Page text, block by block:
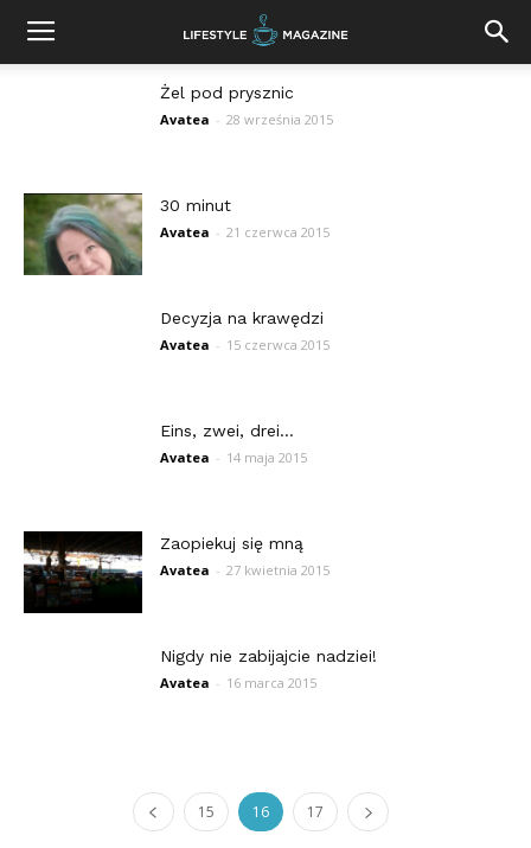
Żel pod prysznic
Avatea - 28 września 2015
30 minut
Avatea - 21 czerwca 2015
Decyzja na krawędzi
Avatea - 15 czerwca 2015
Eins, zwei, drei…
Avatea - 14 maja 2015
Zaopiekuj się mną
Avatea - 27 kwietnia 2015
Nigdy nie zabijajcie nadziei!
Avatea - 16 marca 2015
15 16 17